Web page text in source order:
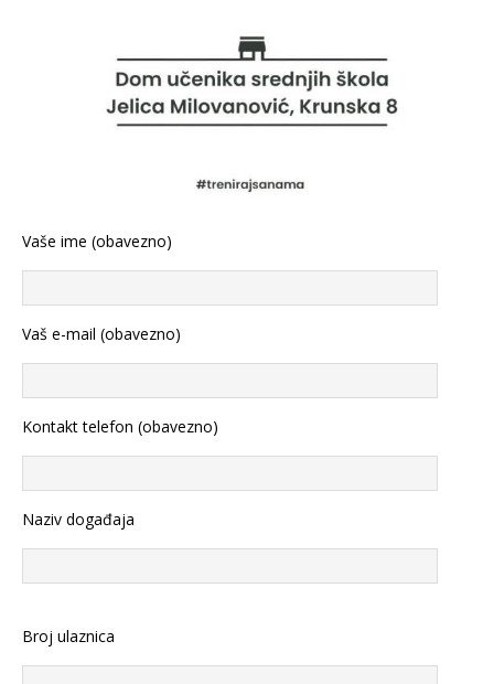
Vaše ime (obavezno)
Vaš e-mail (obavezno)
Kontakt telefon (obavezno)
Naziv događaja
Broj ulaznica